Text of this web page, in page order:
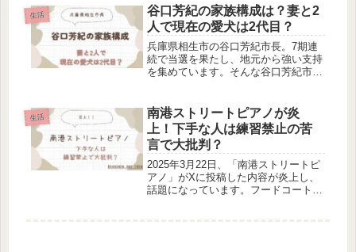
動が得意だった将棋大会では3位に高
校時代の夢は弁護士竹内英明さ...
生活
谷口芳紀の家族構成は？妻と2
人で現在の愛犬は2代目？
兵庫県相生市の谷口芳紀市長。7期連
続で当選を果たし、地元から強い支持
を集めています。そんな谷口芳紀市長
ついて調べました。妻と愛犬がいる愛
犬の名前はふく谷口芳紀市長の家族構
成...
生活
南港ストリートピアノが炎
上！下手な人は練習禁止の苦
言で大批判？
2025年3月22日、「南港ストリートピ
アノ」がXに投稿した内容が炎上し、
話題になっています。フードコートに